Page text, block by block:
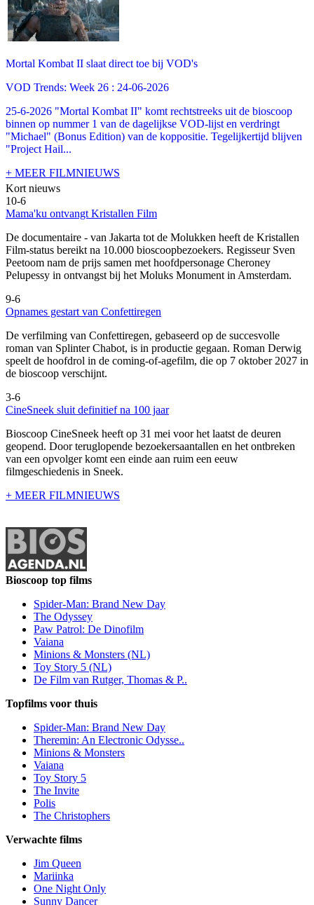
Mortal Kombat II slaat direct toe bij VOD's
VOD Trends: Week 26 : 24-06-2026
25-6-2026 "Mortal Kombat II" komt rechtstreeks uit de bioscoop
binnen op nummer 1 van de dagelijkse VOD-lijst en verdringt
"Michael" (Bonus Edition) van de koppositie. Tegelijkertijd blijven
"Project Hail...
+ MEER FILMNIEUWS
Kort nieuws
10-6
Mama'ku ontvangt Kristallen Film
De documentaire - van Jakarta tot de Molukken heeft de Kristallen
Film-status bereikt na 10.000 bioscoopbezoekers. Regisseur Sven
Peetoom nam de prijs samen met hoofdpersonage Cheroney
Pelupessy in ontvangst bij het Moluks Monument in Amsterdam.
9-6
Opnames gestart van Confettiregen
De verfilming van Confettiregen, gebaseerd op de succesvolle
roman van Splinter Chabot, is in productie gegaan. Roman Derwig
speelt de hoofdrol in de coming-of-agefilm, die op 7 oktober 2027 in
de bioscoop verschijnt.
3-6
CineSneek sluit definitief na 100 jaar
Bioscoop CineSneek heeft op 31 mei voor het laatst de deuren
geopend. Door teruglopende bezoekersaantallen en het ontbreken
van een opvolger komt een einde aan ruim een eeuw
filmgeschiedenis in Sneek.
+ MEER FILMNIEUWS
Bioscoop top films
Spider-Man: Brand New Day
The Odyssey
Paw Patrol: De Dinofilm
Vaiana
Minions & Monsters (NL)
Toy Story 5 (NL)
De Film van Rutger, Thomas & P..
Topfilms voor thuis
Spider-Man: Brand New Day
Theremin: An Electronic Odysse..
Minions & Monsters
Vaiana
Toy Story 5
The Invite
Polis
The Christophers
Verwachte films
Jim Queen
Mariinka
One Night Only
Sunny Dancer